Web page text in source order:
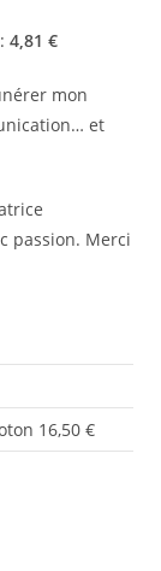
:4,81 €
mon
et
passion. Merci
16,50 €